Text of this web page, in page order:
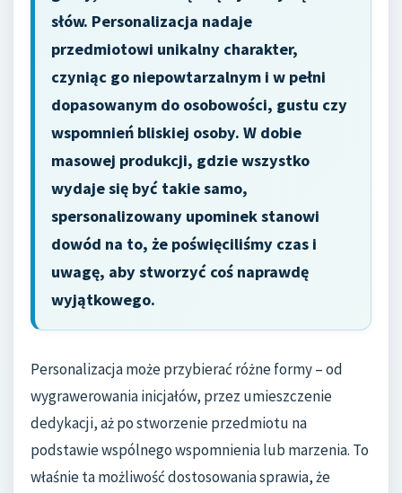
słów. Personalizacja nadaje
przedmiotowi unikalny charakter,
czyniąc go niepowtarzalnym i w pełni
dopasowanym do osobowości, gustu czy
wspomnień bliskiej osoby. W dobie
masowej produkcji, gdzie wszystko
wydaje się być takie samo,
spersonalizowany upominek stanowi
dowód na to, że poświęciliśmy czas i
uwagę, aby stworzyć coś naprawdę
wyjątkowego.
Personalizacja może przybierać różne formy – od
wygrawerowania inicjałów, przez umieszczenie
dedykacji, aż po stworzenie przedmiotu na
podstawie wspólnego wspomnienia lub marzenia. To
właśnie ta możliwość dostosowania sprawia, że